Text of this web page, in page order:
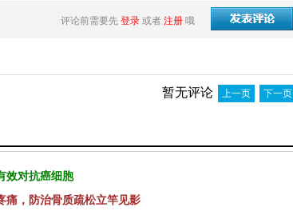
评论前需要先 登录 或者 注册 哦
暂无评论 上一页 下一页
效对抗癌细胞
痛，防治骨质疏松立竿见影